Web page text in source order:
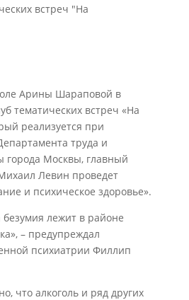
встреч "На
Арины Шараповой в
тематических встреч «На
реализуется при
труда и
города Москвы, главный
Левин проведет
и психическое здоровье».
лежит в районе
– предупреждал
психиатрии Филлип
что алкоголь и ряд других